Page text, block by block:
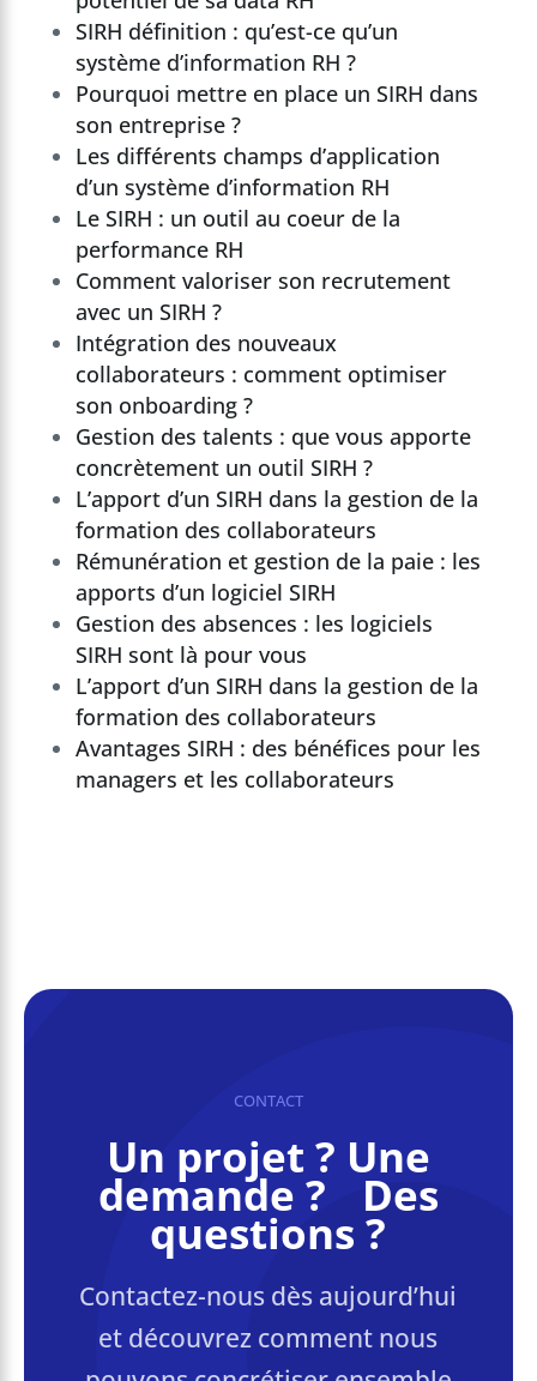
SIRH définition : qu’est-ce qu’un
système d’information RH ?
Pourquoi mettre en place un SIRH dans
son entreprise ?
Les différents champs d’application
d’un système d’information RH
Le SIRH : un outil au coeur de la
performance RH
Comment valoriser son recrutement
avec un SIRH ?
Intégration des nouveaux
collaborateurs : comment optimiser
son onboarding ?
Gestion des talents : que vous apporte
concrètement un outil SIRH ?
L’apport d’un SIRH dans la gestion de la
formation des collaborateurs
Rémunération et gestion de la paie : les
apports d’un logiciel SIRH
Gestion des absences : les logiciels
SIRH sont là pour vous
L’apport d’un SIRH dans la gestion de la
formation des collaborateurs
Avantages SIRH : des bénéfices pour les
managers et les collaborateurs
CONTACT
Un projet ? Une
demande ? Des
questions ?
Contactez-nous dès aujourd’hui
et découvrez comment nous